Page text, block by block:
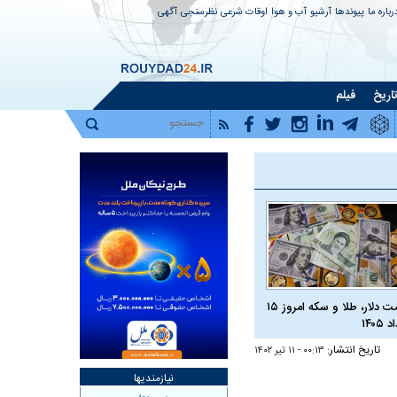
ما پیوندها آرشیو آب و هوا اوقات شرعی نظرسنجی آگهی
تاریخ فیلم
قیمت دلار، طلا و سکه امروز ۱۵
تاریخ انتشار: ۰۰:۱۳ - ۱۱ تير ۱۴۰۲
نیازمندیها